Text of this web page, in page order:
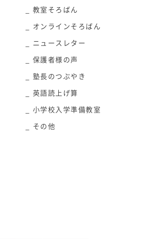
教室そろばん
オンラインそろばん
ニュースレター
保護者様の声
塾長のつぶやき
英語読上げ算
小学校入学準備教室
その他